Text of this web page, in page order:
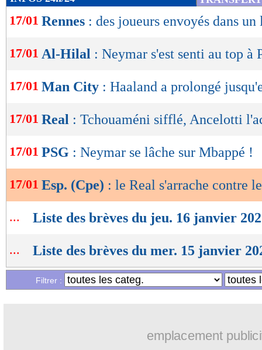
de
lecture
OK
17/01 Rennes : des joueurs envoyés dans
17/01 Al-Hilal : Neymar s'est senti au top à
17/01 Man City : Haaland a prolongé
17/01 Real : Tchouaméni sifflé, Ancelotti
17/01 PSG : Neymar se lâche sur Mbappé !
17/01 Esp. (Cpe) : le Real s'arrache contre
... Liste des brèves du jeu. 16 janvier
... Liste des brèves du mer. 15 janvier
Filtrer :
emplacement